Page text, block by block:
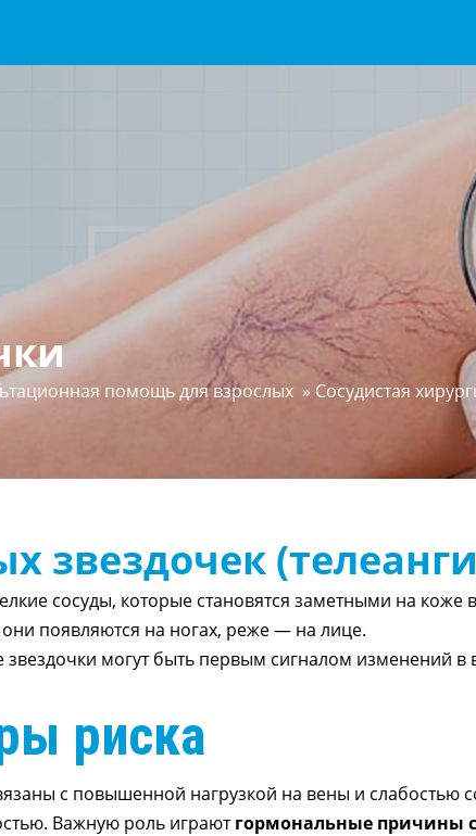
помощь для взрослых » Сосудистая
звездочек
сосуды, которые становятся заметными на коже
появляются на ногах, реже — на лице.
могут быть первым сигналом изменений
риска
с повышенной нагрузкой на вены и слабостью
Важную роль играютгормональные причины